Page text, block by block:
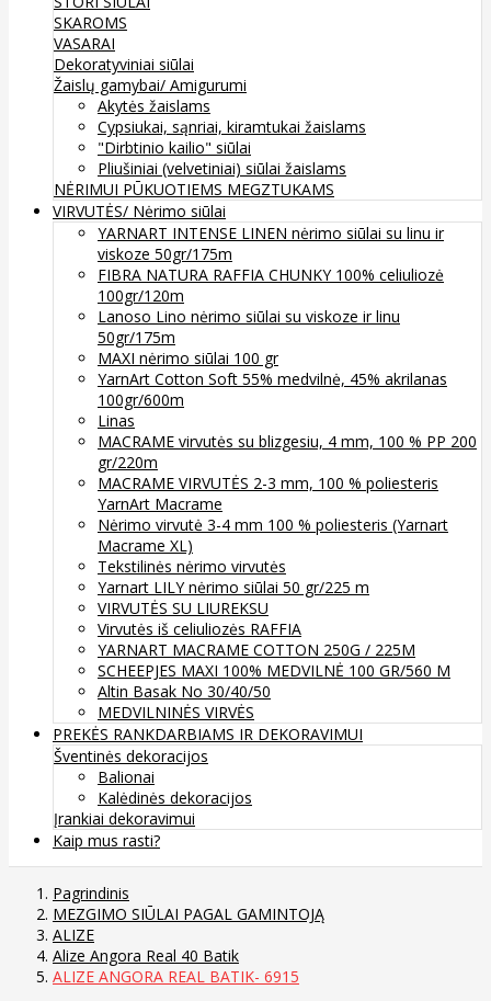
SKAROMS
VASARAI
Dekoratyviniai siūlai
Žaislų gamybai/ Amigurumi
Akytės žaislams
Cypsiukai, sąnriai, kiramtukai žaislams
"Dirbtinio kailio" siūlai
Pliušiniai (velvetiniai) siūlai žaislams
NĖRIMUI PŪKUOTIEMS MEGZTUKAMS
VIRVUTĖS/ Nėrimo siūlai
YARNART INTENSE LINEN nėrimo siūlai su linu ir
viskoze 50gr/175m
FIBRA NATURA RAFFIA CHUNKY 100% celiuliozė
100gr/120m
Lanoso Lino nėrimo siūlai su viskoze ir linu
50gr/175m
MAXI nėrimo siūlai 100 gr
YarnArt Cotton Soft 55% medvilnė, 45% akrilanas
100gr/600m
Linas
MACRAME virvutės su blizgesiu, 4 mm, 100 % PP 200
gr/220m
MACRAME VIRVUTĖS 2-3 mm, 100 % poliesteris
YarnArt Macrame
Nėrimo virvutė 3-4 mm 100 % poliesteris (Yarnart
Macrame XL)
Tekstilinės nėrimo virvutės
Yarnart LILY nėrimo siūlai 50 gr/225 m
VIRVUTĖS SU LIUREKSU
Virvutės iš celiuliozės RAFFIA
YARNART MACRAME COTTON 250G / 225M
SCHEEPJES MAXI 100% MEDVILNĖ 100 GR/560 M
Altin Basak No 30/40/50
MEDVILNINĖS VIRVĖS
PREKĖS RANKDARBIAMS IR DEKORAVIMUI
Šventinės dekoracijos
Balionai
Kalėdinės dekoracijos
Įrankiai dekoravimui
Kaip mus rasti?
Pagrindinis
MEZGIMO SIŪLAI PAGAL GAMINTOJĄ
ALIZE
Alize Angora Real 40 Batik
ALIZE ANGORA REAL BATIK- 6915